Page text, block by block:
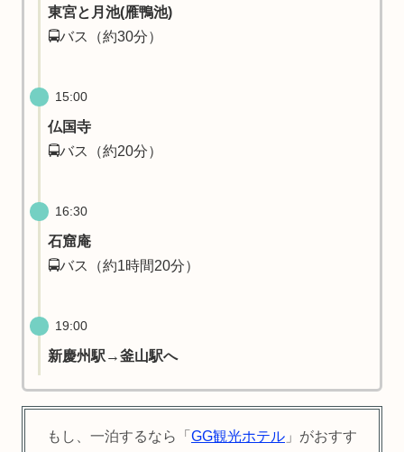
東宮と月池(雁鴨池)
🚍バス（約30分）
15:00
仏国寺
🚍バス（約20分）
16:30
石窟庵
🚍バス（約1時間20分）
19:00
新慶州駅→釜山駅へ
もし、一泊するなら「 GG観光ホテル 」がおすす